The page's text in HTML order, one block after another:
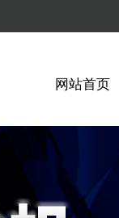
网站首页